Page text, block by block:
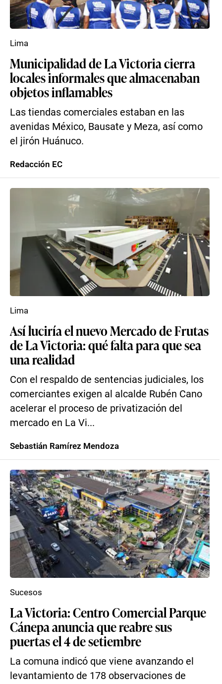
Municipalidad de La Victoria cierra
locales informales que almacenaban
objetos inflamables
Las tiendas comerciales estaban en las
avenidas México, Bausate y Meza, así como
el jirón Huánuco.
Lima
Redacción EC
Así luciría el nuevo Mercado de Frutas
de La Victoria: qué falta para que sea
una realidad
Con el respaldo de sentencias judiciales, los
comerciantes exigen al alcalde Rubén Cano
acelerar el proceso de privatización del
mercado en La Vi...
Lima
Sebastián Ramírez Mendoza
La Victoria: Centro Comercial Parque
Cánepa anuncia que reabre sus
puertas el 4 de setiembre
La comuna indicó que viene avanzando el
levantamiento de 178 observaciones de
Sucesos